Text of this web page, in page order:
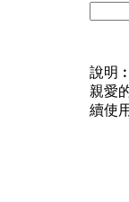
說明︰
親愛
續使